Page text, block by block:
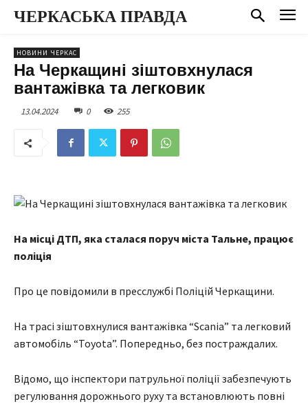
ЧЕРКАСЬКА ПРАВДА
НОВИНИ ЧЕРКАС
На Черкащині зіштовхнулася
вантажівка та легковик
13.04.2024 0 255
На місці ДТП, яка сталася поруч міста Тальне, працює
поліція
Про це повідомили в пресслужбі Поліцій Черкащини.
На трасі зіштовхнулися вантажівка “Scania” та легковий
автомобіль “Toyota”. Попередньо, без постраждалих.
Відомо, що інспектори патрульної поліції забезпечують
регулювання дорожнього руху та встановлюють повні